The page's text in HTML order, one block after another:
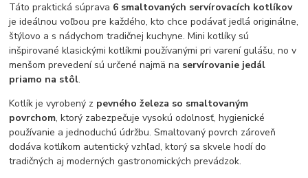
Táto praktická súprava 6 smaltovaných servírovacích kotlíkov
je ideálnou voľbou pre každého, kto chce podávať jedlá originálne,
štýlovo a s nádychom tradičnej kuchyne. Mini kotlíky sú
inšpirované klasickými kotlíkmi používanými pri varení gulášu, no v
menšom prevedení sú určené najmä na servírovanie jedál
priamo na stôl.
Kotlík je vyrobený z pevného železa so smaltovaným
povrchom, ktorý zabezpečuje vysokú odolnosť, hygienické
používanie a jednoduchú údržbu. Smaltovaný povrch zároveň
dodáva kotlíkom autentický vzhľad, ktorý sa skvele hodí do
tradičných aj moderných gastronomických prevádzok.